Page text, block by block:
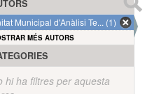
Municipal d'Anàlisi Te... (1)
MÉS AUTORS
hi ha filtres per aquesta